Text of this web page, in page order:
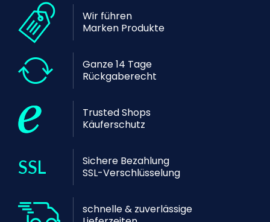
Wir führen
Marken Produkte
Ganze 14 Tage
Rückgaberecht
Trusted Shops
Käuferschutz
Sichere Bezahlung
SSL-Verschlüsselung
schnelle & zuverlässige